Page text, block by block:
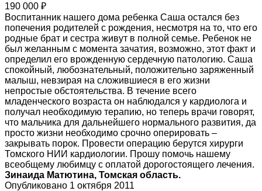
190 000 ₽
Воспитанник нашего дома ребенка Саша остался без
попечения родителей с рождения, несмотря на то, что его
родные брат и сестра живут в полной семье. Ребенок не
был желанным с момента зачатия, возможно, этот факт и
определил его врожденную сердечную патологию. Саша
спокойный, любознательный, положительно заряженный
малыш, невзирая на сложившиеся в его жизни
непростые обстоятельства. В течение всего
младенческого возраста он наблюдался у кардиолога и
получал необходимую терапию, но теперь врачи говорят,
что мальчика для дальнейшего нормального развития, да
просто жизни необходимо срочно оперировать –
закрывать порок. Провести операцию берутся хирурги
Томского НИИ кардиологии. Прошу помочь нашему
всеобщему любимцу с оплатой дорогостоящего лечения.
Зинаида Матютина, Томская область.
Опубликовано 1 октября 2011